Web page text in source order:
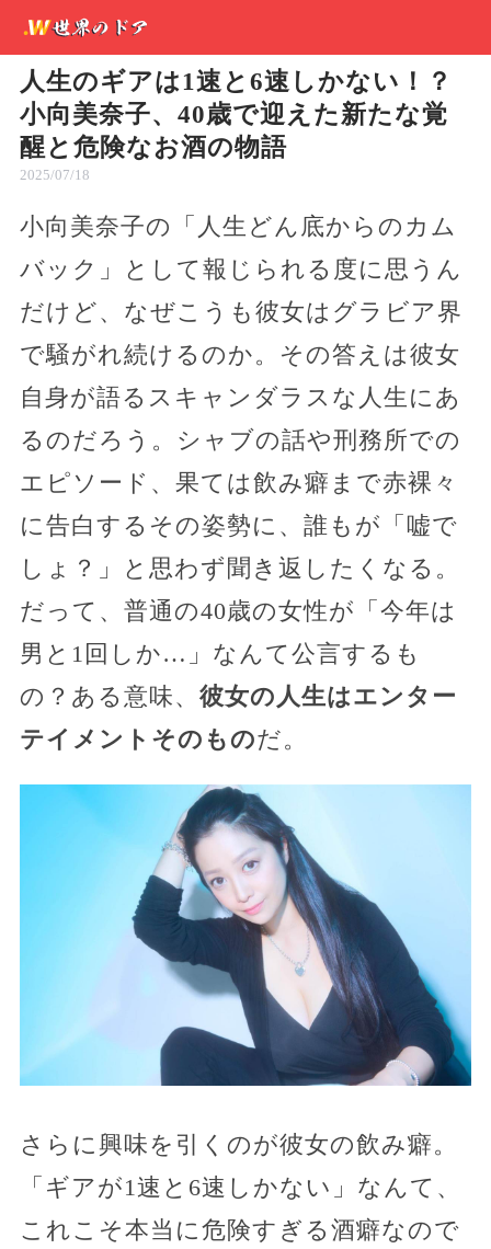
人生のギアは1速と6速しかない！？
小向美奈子、40歳で迎えた新たな覚
醒と危険なお酒の物語
2025/07/18
小向美奈子の「人生どん底からのカム
バック」として報じられる度に思うん
だけど、なぜこうも彼女はグラビア界
で騒がれ続けるのか。その答えは彼女
自身が語るスキャンダラスな人生にあ
るのだろう。シャブの話や刑務所での
エピソード、果ては飲み癖まで赤裸々
に告白するその姿勢に、誰もが「嘘で
しょ？」と思わず聞き返したくなる。
だって、普通の40歳の女性が「今年は
男と1回しか…」なんて公言するも
の？ある意味、 彼女の人生はエンター
テイメントそのものだ。
さらに興味を引くのが彼女の飲み癖。
「ギアが1速と6速しかない」なんて、
これこそ本当に危険すぎる酒癖なので